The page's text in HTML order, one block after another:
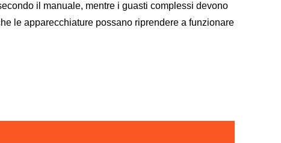
il manuale, mentre i guasti complessi devono
le apparecchiature possano riprendere a funzionare